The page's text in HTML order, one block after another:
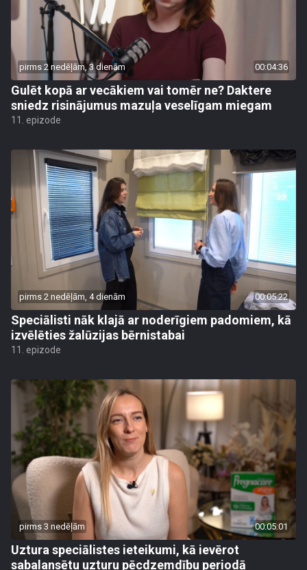
pirms 2 nedēļām, 3 dienām 00:04:36
Gulēt kopā ar vecākiem vai tomēr ne? Daktere
sniedz risinājumus mazuļa veselīgam miegam
11. epizode
pirms 2 nedēļām, 4 dienām 00:05:22
Speciālisti nāk klajā ar noderīgiem padomiem, kā
izvēlēties žalūzijas bērnistabai
11. epizode
pirms 3 nedēļām 00:05:01
Uztura speciālistes ieteikumi, kā ievērot
sabalansētu uzturu pēcdzemdību periodā